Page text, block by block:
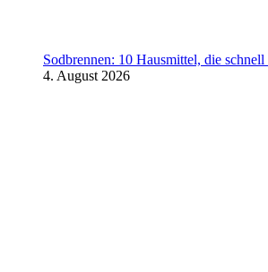
Sodbrennen: 10 Hausmittel, die
4. August 2026